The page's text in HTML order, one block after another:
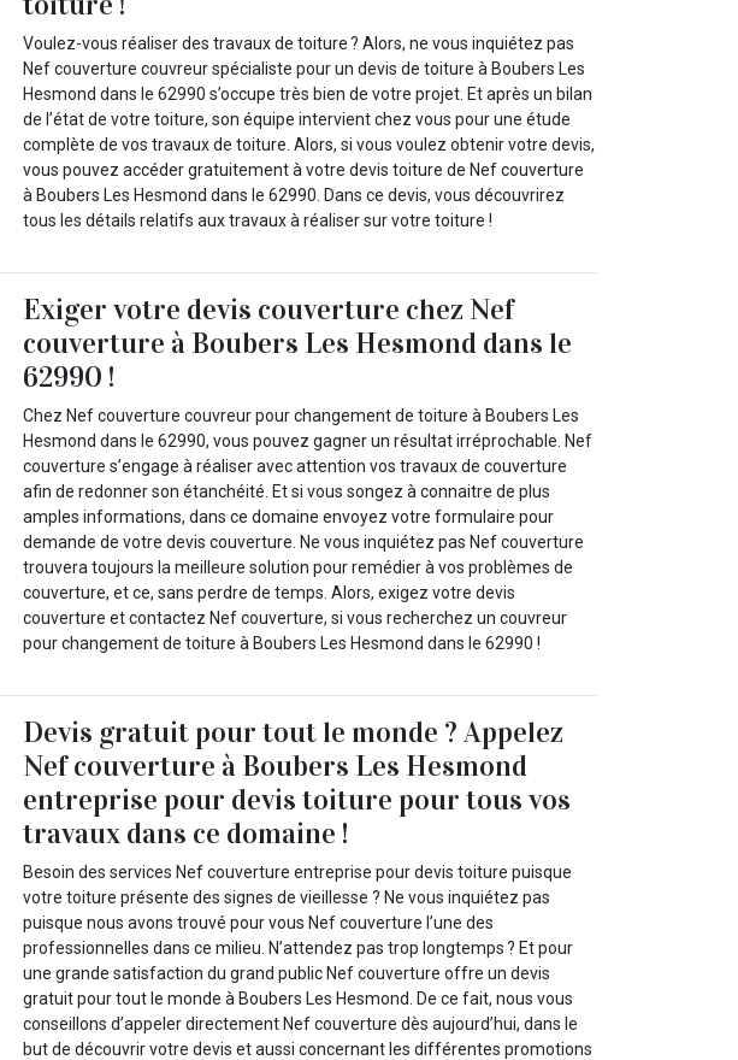
Voulez-vous réaliser des travaux de toiture ? Alors, ne vous inquiétez pas
Nef couverture couvreur spécialiste pour un devis de toiture à Boubers Les
Hesmond dans le 62990 s’occupe très bien de votre projet. Et après un bilan
de l’état de votre toiture, son équipe intervient chez vous pour une étude
complète de vos travaux de toiture. Alors, si vous voulez obtenir votre devis,
vous pouvez accéder gratuitement à votre devis toiture de Nef couverture
à Boubers Les Hesmond dans le 62990. Dans ce devis, vous découvrirez
tous les détails relatifs aux travaux à réaliser sur votre toiture !
Exiger votre devis couverture chez Nef
couverture à Boubers Les Hesmond dans le
62990 !
Chez Nef couverture couvreur pour changement de toiture à Boubers Les
Hesmond dans le 62990, vous pouvez gagner un résultat irréprochable. Nef
couverture s’engage à réaliser avec attention vos travaux de couverture
afin de redonner son étanchéité. Et si vous songez à connaitre de plus
amples informations, dans ce domaine envoyez votre formulaire pour
demande de votre devis couverture. Ne vous inquiétez pas Nef couverture
trouvera toujours la meilleure solution pour remédier à vos problèmes de
couverture, et ce, sans perdre de temps. Alors, exigez votre devis
couverture et contactez Nef couverture, si vous recherchez un couvreur
pour changement de toiture à Boubers Les Hesmond dans le 62990 !
Devis gratuit pour tout le monde ? Appelez
Nef couverture à Boubers Les Hesmond
entreprise pour devis toiture pour tous vos
travaux dans ce domaine !
Besoin des services Nef couverture entreprise pour devis toiture puisque
votre toiture présente des signes de vieillesse ? Ne vous inquiétez pas
puisque nous avons trouvé pour vous Nef couverture l’une des
professionnelles dans ce milieu. N’attendez pas trop longtemps ? Et pour
une grande satisfaction du grand public Nef couverture offre un devis
gratuit pour tout le monde à Boubers Les Hesmond. De ce fait, nous vous
conseillons d’appeler directement Nef couverture dès aujourd’hui, dans le
but de découvrir votre devis et aussi concernant les différentes promotions